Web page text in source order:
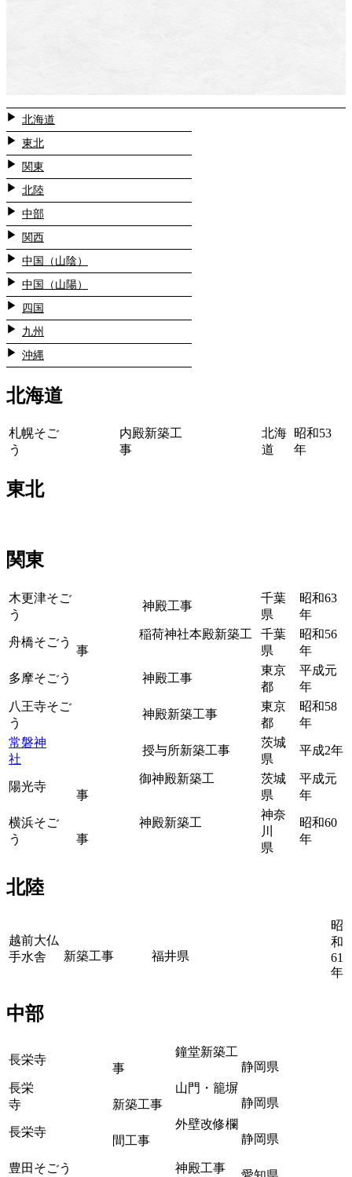
北海道
東北
関東
北陸
中部
関西
中国（山陰）
中国（山陽）
四国
九州
沖縄
北海道
札幌そご
う
内殿新築工
事
北海
道
昭和53
年
東北
関東
木更津そご
う
神殿工事
千葉
県
昭和63
年
舟橋そごう
稲荷神社本殿新築工
事
千葉
県
昭和56
年
多摩そごう 神殿工事
東京
都
平成元
年
八王寺そご
う
神殿新築工事
東京
都
昭和58
年
常磐神
社
授与所新築工事
茨城
県
平成2年
陽光寺
御神殿新築工
事
茨城
県
平成元
年
横浜そご
う
神殿新築工
事
神奈
川
県
昭和60
年
北陸
越前大仏
手水舎
新築工事 福井県
昭
和
61
年
中部
長栄寺
鐘堂新築工
事
静岡県
長栄
寺
山門・籠塀
新築工事
静岡県
長栄寺
外壁改修欄
間工事
静岡県
豊田そごう 神殿工事